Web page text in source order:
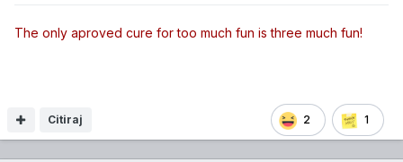
2 1
Citiraj
The only aproved cure for too much fun is three much fun!